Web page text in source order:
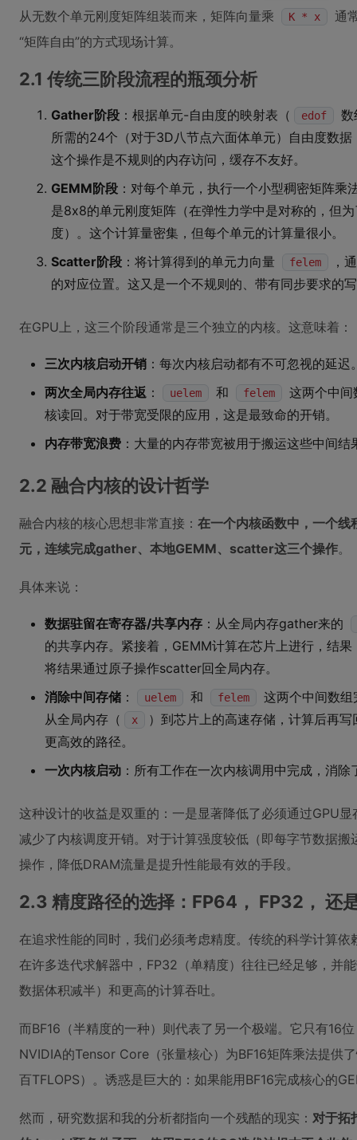
从无数个单元刚度矩阵组装而来，矩阵向量乘
K * x
通
“矩阵自由”的方式现场计算。
2.1 传统三阶段流程的瓶颈分析
Gather阶段 ：根据单元-自由度的映射表（ edof
数
所需的24个（对于3D八节点六面体单元）自由度数
这个操作是不规则的内存访问，缓存不友好。
GEMM阶段 ：对每个单元，执行一个小型稠密矩阵乘
是8x8的单元刚度矩阵（在弹性力学中是对称的，但
度）。这个计算量密集，但每个单元的计算量很小。
Scatter阶段 ：将计算得到的单元力向量 felem
，
的对应位置。这又是一个不规则的、带有同步要求的
在GPU上，这三个阶段通常是三个独立的内核。这意味着：
三次内核启动开销 ：每次内核启动都有不可忽视的延迟
两次全局内存往返 ： uelem 和 felem
这两个中间
核读回。对于带宽受限的应用，这是最致命的开销。
内存带宽浪费 ：大量的内存带宽被用于搬运这些中间
2.2 融合内核的设计哲学
融合内核的核心思想非常直接： 在一个内核函数中，一个线
元，连续完成gather、本地GEMM、scatter这三个操作。
具体来说：
数据驻留在寄存器/共享内存 ：从全局内存gather来的
的共享内存。紧接着，GEMM计算在芯片上进行，结果
将结果通过原子操作scatter回全局内存。
消除中间存储 ： uelem 和 felem
这两个中间数
从全局内存（
x
）到芯片上的高速存储，计算后再写
更高效的路径。
一次内核启动 ：所有工作在一次内核调用中完成，消
这种设计的收益是双重的：一是显著降低了必须通过GPU
减少了内核调度开销。对于计算强度较低（即每字节数据
操作，降低DRAM流量是提升性能最有效的手段。
2.3 精度路径的选择：FP64， FP32， 还
在追求性能的同时，我们必须考虑精度。传统的科学计算
在许多迭代求解器中，FP32（单精度）往往已经足够，并
数据体积减半）和更高的计算吞吐。
而BF16（半精度的一种）则代表了另一个极端。它只有16
NVIDIA的Tensor Core（张量核心）为BF16矩阵乘法提供
百TFLOPS）。诱惑是巨大的：如果能用BF16完成核心的
然而，研究数据和我的分析都指向一个残酷的现实： 对于拓